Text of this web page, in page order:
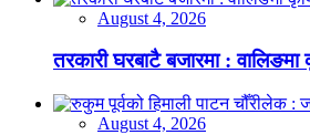
August 4, 2026
तरकारी घरबाटै बजारमा :
August 4, 2026